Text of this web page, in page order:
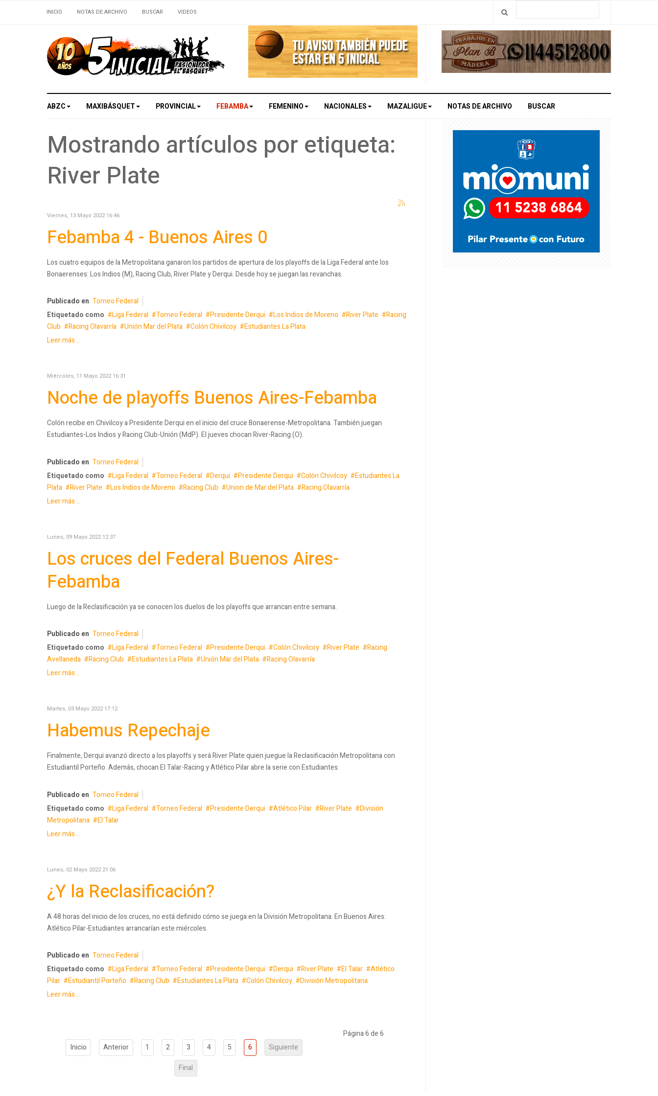
INICIO NOTAS DE ARCHIVO BUSCAR VIDEOS
ABZC MAXIBÁSQUET PROVINCIAL FEBAMBA FEMENINO NACIONALES MAZALIGUE NOTAS DE ARCHIVO BUSCAR
Mostrando artículos por etiqueta:
River Plate
Viernes, 13 Mayo 2022 16:46
Febamba 4 - Buenos Aires 0
Los cuatro equipos de la Metropolitana ganaron los partidos de apertura de los playoffs de la Liga Federal ante los
Bonaerenses: Los Indios (M), Racing Club, River Plate y Derqui. Desde hoy se juegan las revanchas.
Publicado en Torneo Federal
Etiquetado como
Liga Federal Torneo Federal Presidente Derqui Los Indios de Moreno River Plate
Racing
Club
Racing Olavarría Unión Mar del Plata Colón Chivilcoy
Estudiantes La Plata
Leer más ...
Miércoles, 11 Mayo 2022 16:31
Noche de playoffs Buenos Aires-Febamba
Colón recibe en Chivilcoy a Presidente Derqui en el inicio del cruce Bonaerense-Metropolitana. También juegan
Estudiantes-Los Indios y Racing Club-Unión (MdP). El jueves chocan River-Racing (O).
Publicado en Torneo Federal
Etiquetado como
Liga Federal Torneo Federal Derqui Presidente Derqui Colón Chivilcoy
Estudiantes La
Plata
River Plate Los Indios de Moreno Racing Club Union de Mar del Plata
Racing Olavarría
Leer más ...
Lunes, 09 Mayo 2022 12:37
Los cruces del Federal Buenos Aires-
Febamba
Luego de la Reclasificación ya se conocen los duelos de los playoffs que arrancan entre semana.
Publicado en Torneo Federal
Etiquetado como
Liga Federal Torneo Federal Presidente Derqui Colón Chivilcoy River Plate
Racing
Avellaneda
Racing Club Estudiantes La Plata Unión Mar del Plata
Racing Olavarría
Leer más ...
Martes, 03 Mayo 2022 17:12
Habemus Repechaje
Finalmente, Derqui avanzó directo a los playoffs y será River Plate quien juegue la Reclasificación Metropolitana con
Estudiantil Porteño. Además, chocan El Talar-Racing y Atlético Pilar abre la serie con Estudiantes.
Publicado en Torneo Federal
Etiquetado como
Liga Federal Torneo Federal Presidente Derqui Atlético Pilar River Plate
División
Metropolitana
El Talar
Leer más ...
Lunes, 02 Mayo 2022 21:06
¿Y la Reclasificación?
A 48 horas del inicio de los cruces, no está definido cómo se juega en la División Metropolitana. En Buenos Aires:
Atlético Pilar-Estudiantes arrancarían este miércoles.
Publicado en Torneo Federal
Etiquetado como
Liga Federal Torneo Federal Presidente Derqui Derqui River Plate El Talar
Atlético
Pilar
Estudiantil Porteño Racing Club Estudiantes La Plata Colón Chivilcoy
División Metropolitana
Leer más ...
Inicio Anterior 1 2 3 4 5 6
Siguiente
Final
Página 6 de 6